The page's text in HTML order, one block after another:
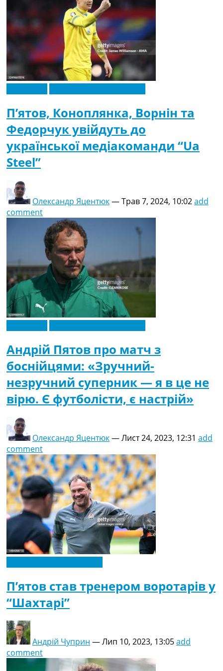
П’ятов, Коноплянка, Ворнін та
Федорчук увійдуть до
української медіакоманди “Ua
Steel”
Олександр Яцентюк—Трав 7, 2024, 10:02add
comment
Андрій Пятов про матч з
боснійцями: «Зручний-
незручний суперник — я в це не
вірю. Є футболісти, є настрій»
Олександр Яцентюк—Лист 24, 2023, 12:31 add
comment
П’ятов став тренером воротарів у
“Шахтарі”
Андрій Чуприн —Лип 10, 2023, 13:05add
comment